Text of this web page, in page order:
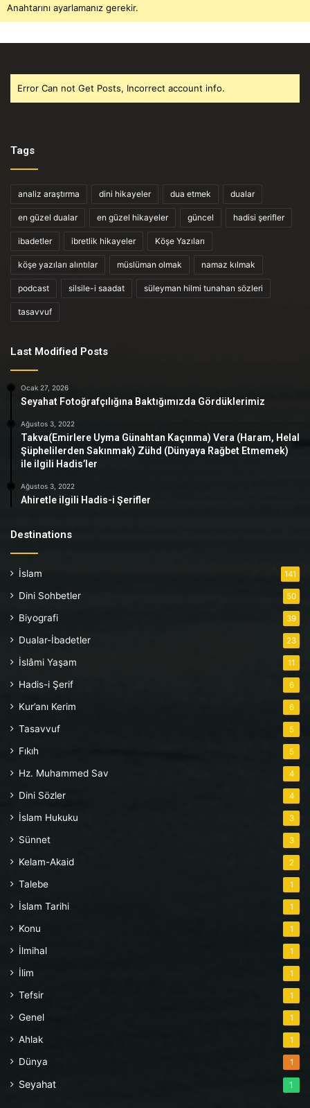
Anahtarını ayarlamanız gerekir.
Error Can not Get Posts, Incorrect account info.
Tags
analiz araştırma dini hikayeler dua etmek dualar
en güzel dualar en güzel hikayeler güncel hadisi şerifler
ibadetler ibretlik hikayeler Köşe Yazıları
köşe yazıları alıntılar müslüman olmak namaz kılmak
podcast silsile-i saadat süleyman hilmi tunahan sözleri
tasavvuf
Last Modified Posts
Ocak 27, 2026
Seyahat Fotoğrafçılığına Baktığımızda Gördüklerimiz
Ağustos 3, 2022
Takva(Emirlere Uyma Günahtan Kaçınma) Vera (Haram, Helal
Şüphelilerden Sakınmak) Zühd (Dünyaya Rağbet Etmemek)
ile ilgili Hadis’ler
Ağustos 3, 2022
Ahiretle ilgili Hadis-i Şerifler
Destinations
İslam 141
Dini Sohbetler 50
Biyografi 39
Dualar-İbadetler 23
İslâmi Yaşam 11
Hadis-i Şerif 6
Kur’anı Kerim 6
Tasavvuf 5
Fıkıh 5
Hz. Muhammed Sav 4
Dini Sözler 4
İslam Hukuku 3
Sünnet 3
Kelam-Akaid 2
Talebe 1
İslam Tarihi 1
Konu 1
İlmihal 1
İlim 1
Tefsir 1
Genel 1
Ahlak 1
Dünya 1
Seyahat 1